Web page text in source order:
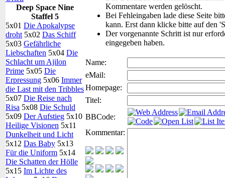
Deep Space Nine
Staffel 5
5x01 Die Apokalypse
droht 5x02 Das Schiff
5x03 Gefährliche
Liebschaften 5x04 Die
Schlacht um Ajilon
Prime 5x05 Die
Erpressung 5x06 Immer
die Last mit den Tribbles
5x07 Die Reise nach
Risa 5x08 Die Schuld
5x09 Der Aufstieg 5x10
Heilige Visionen 5x11
Dunkelheit und Licht
5x12 Das Baby 5x13
Für die Uniform 5x14
Die Schatten der Hölle
5x15 Im Lichte des
Kommentare werden gelöscht.
Bei Fehleingaben lade diese Seite
kann. Erst dann klicke bitte auf den
Der vorgenannte Schritt ist nur
eingegeben haben.
Name:
eMail:
Homepage:
Titel:
BBCode:
Kommentar: